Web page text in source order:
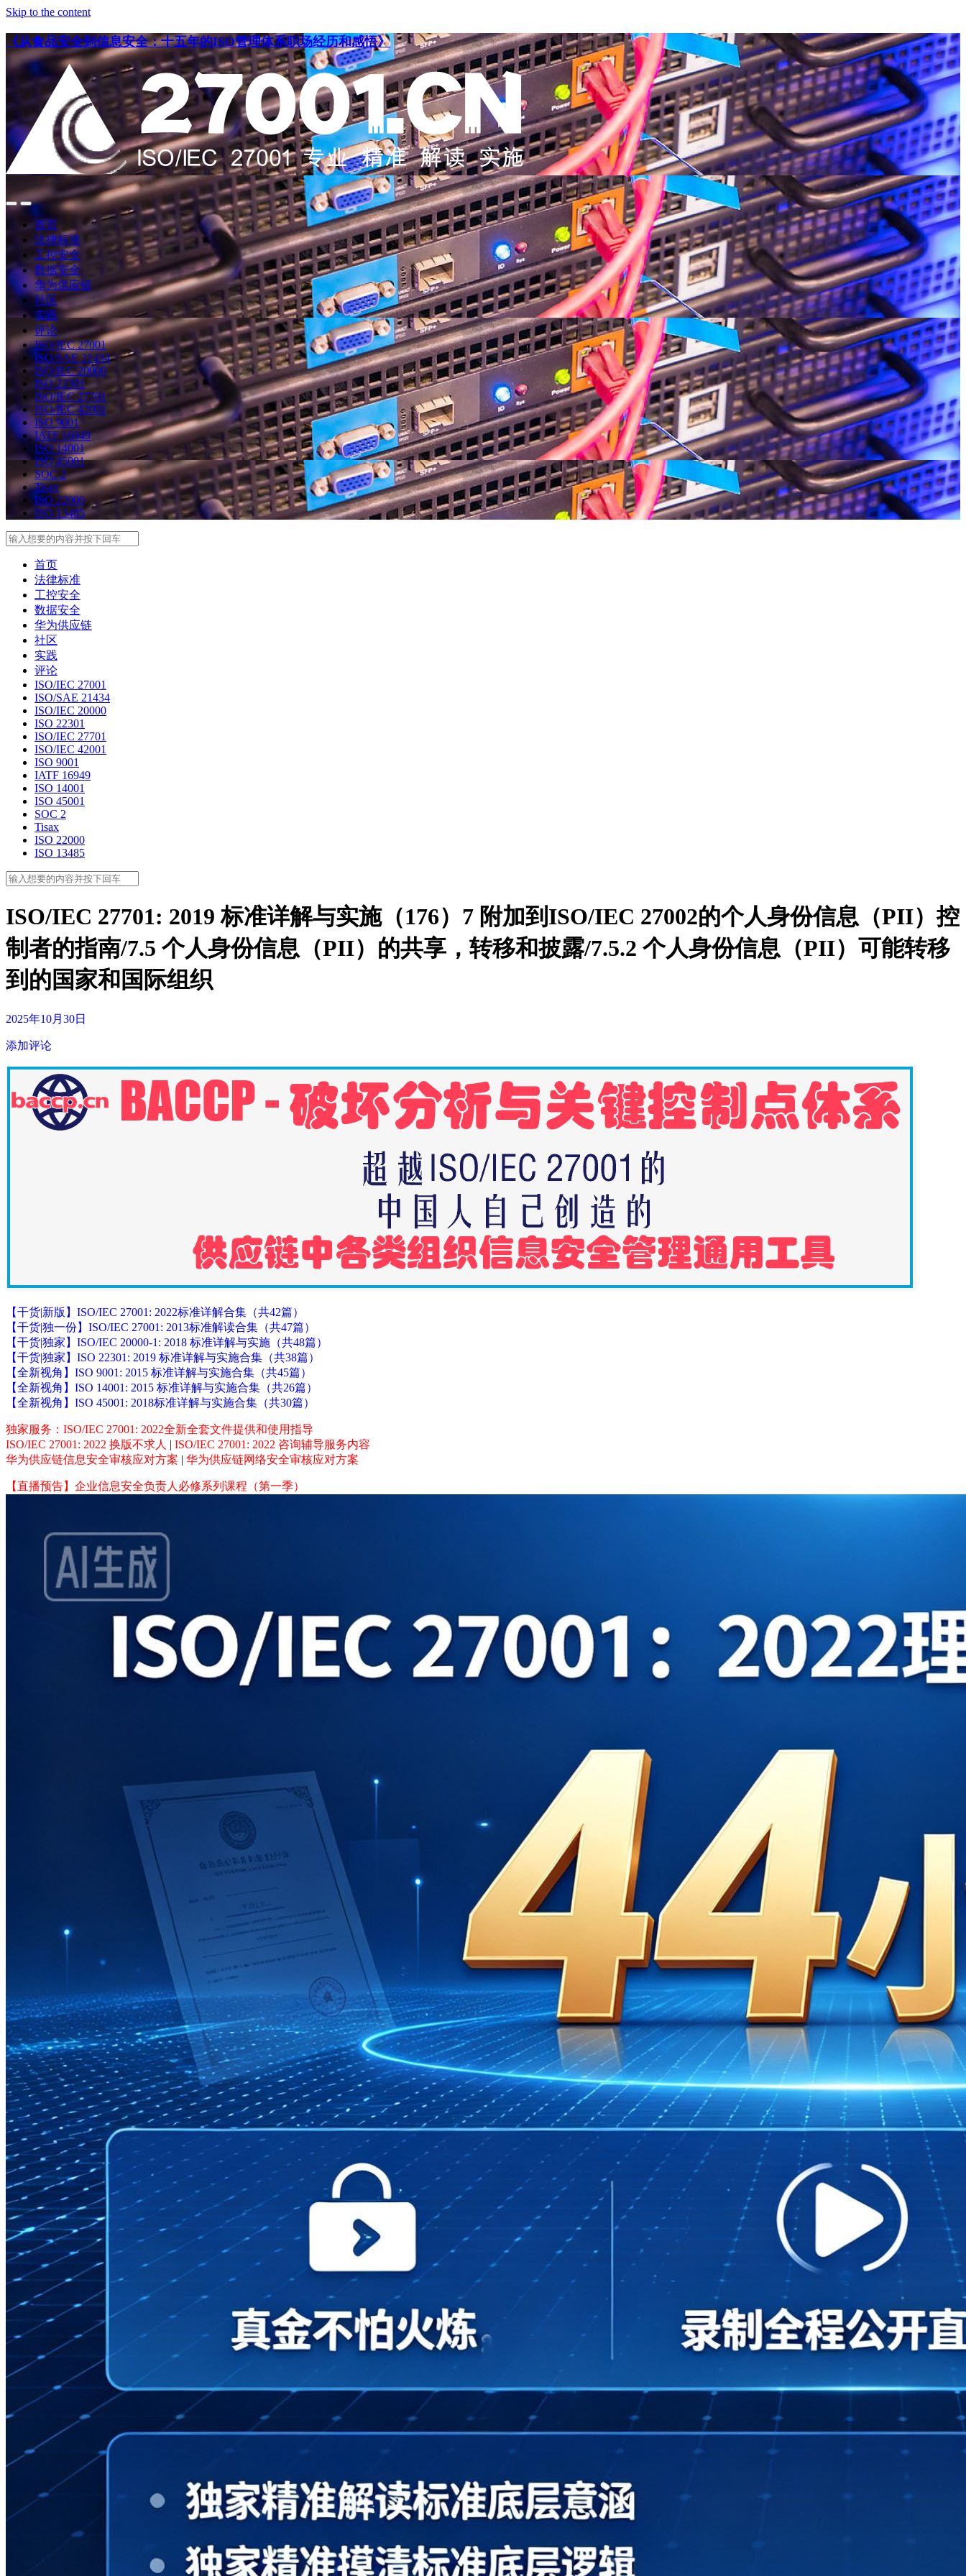
Skip to the content
《从食品安全到信息安全：十五年的ISO管理体系职场经历和感悟》
点
索
点
此
看
导
航
首页
法律标准
工控安全
数据安全
华为供应链
社区
实践
评论
ISO/IEC 27001
ISO/SAE 21434
ISO/IEC 20000
ISO 22301
ISO/IEC 27701
ISO/IEC 42001
ISO 9001
IATF 16949
ISO 14001
ISO 45001
SOC 2
Tisax
ISO 22000
ISO 13485
首页
法律标准
工控安全
数据安全
华为供应链
社区
实践
评论
ISO/IEC 27001
ISO/SAE 21434
ISO/IEC 20000
ISO 22301
ISO/IEC 27701
ISO/IEC 42001
ISO 9001
IATF 16949
ISO 14001
ISO 45001
SOC 2
Tisax
ISO 22000
ISO 13485
ISO/IEC 27701: 2019 标准详解与实施（176）7 附加到ISO/IEC 27002的个人身份信息（PII）控
制者的指南/7.5 个人身份信息（PII）的共享，转移和披露/7.5.2 个人身份信息（PII）可能转移
到的国家和国际组织
2025年10月30日
添加评论
【干货|新版】ISO/IEC 27001: 2022标准详解合集（共42篇）
【干货|独一份】ISO/IEC 27001: 2013标准解读合集（共47篇）
【干货|独家】ISO/IEC 20000-1: 2018 标准详解与实施（共48篇）
【干货|独家】ISO 22301: 2019 标准详解与实施合集（共38篇）
【全新视角】ISO 9001: 2015 标准详解与实施合集（共45篇）
【全新视角】ISO 14001: 2015 标准详解与实施合集（共26篇）
【全新视角】ISO 45001: 2018标准详解与实施合集（共30篇）
独家服务：ISO/IEC 27001: 2022全新全套文件提供和使用指导
ISO/IEC 27001: 2022 换版不求人 | ISO/IEC 27001: 2022 咨询辅导服务内容
华为供应链信息安全审核应对方案 | 华为供应链网络安全审核应对方案
【直播预告】企业信息安全负责人必修系列课程（第一季）